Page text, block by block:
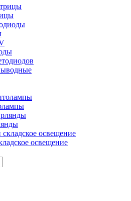
освещение